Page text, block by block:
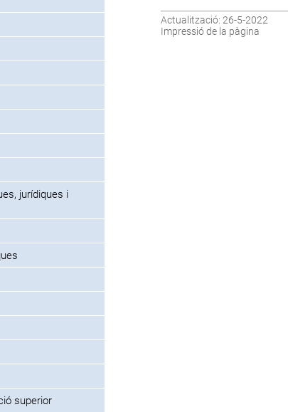
jurídiques i
superior
Actualització: 26-5-2022
Impressió de la pàgina